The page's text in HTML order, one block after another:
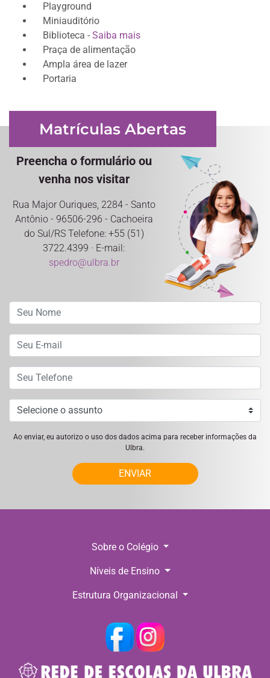
Playground
Miniauditório
Biblioteca - Saiba mais
Praça de alimentação
Ampla área de lazer
Portaria
Matrículas Abertas
Preencha o formulário ou
venha nos visitar
Rua Major Ouriques, 2284 - Santo
Antônio - 96506-296 - Cachoeira
do Sul/RS Telefone: +55 (51)
3722.4399 · E-mail:
spedro@ulbra.br
Ao enviar, eu autorizo o uso dos dados acima para receber informações da
Ulbra.
ENVIAR
Sobre o Colégio
Níveis de Ensino
Estrutura Organizacional